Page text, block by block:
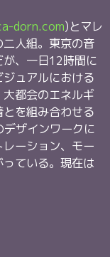
dorn.com)とマレ
二人組。東京の音
、一日12時間に
ュアルにおける
都会のエネルギ
を組み合わせる
ザインワークに
ーション、モー
ている。現在は